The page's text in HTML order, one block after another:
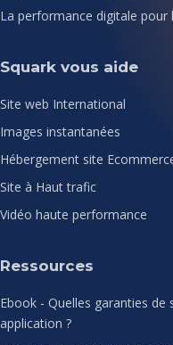
La performance digitale pour
Squark vous aide
Site web International
Images instantanées
Hébergement site
Site à Haut trafic
Vidéo haute performance
Ressources
Ebook - Quelles garanties
application ?